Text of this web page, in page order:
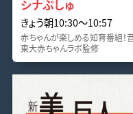
シナぷしゅ
きょう朝10:30〜10:57
赤ちゃんが楽しめる知育番組！
東大赤ちゃんラボ監修